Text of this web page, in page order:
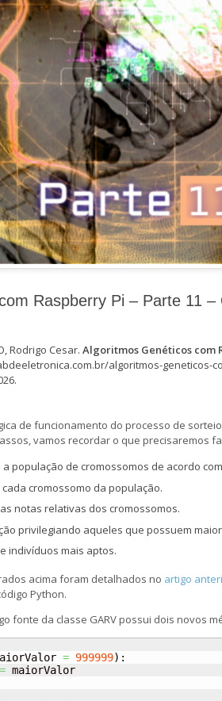
Raspberry Pi – Parte 11 –
Rodrigo Cesar. Algoritmos Genéticos com
algoritmos-geneticos-
de funcionamento do processo de
vamos recordar o que precisaremos
população de cromossomos de acordo
cromossomo da população.
notas relativas dos cromossomos.
privilegiando aqueles que possuem
indivíduos mais aptos.
acima foram detalhados no artigo
Python.
fonte da classe GARV possui dois novos
= 999999) :
= maiorValor